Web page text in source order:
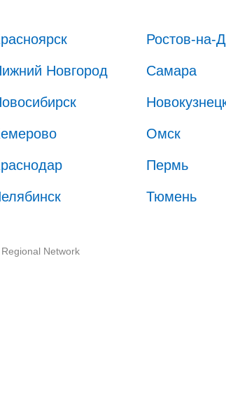
Ростов-на-
Новгород Самара
Омск
Пермь
Тюмень
Network